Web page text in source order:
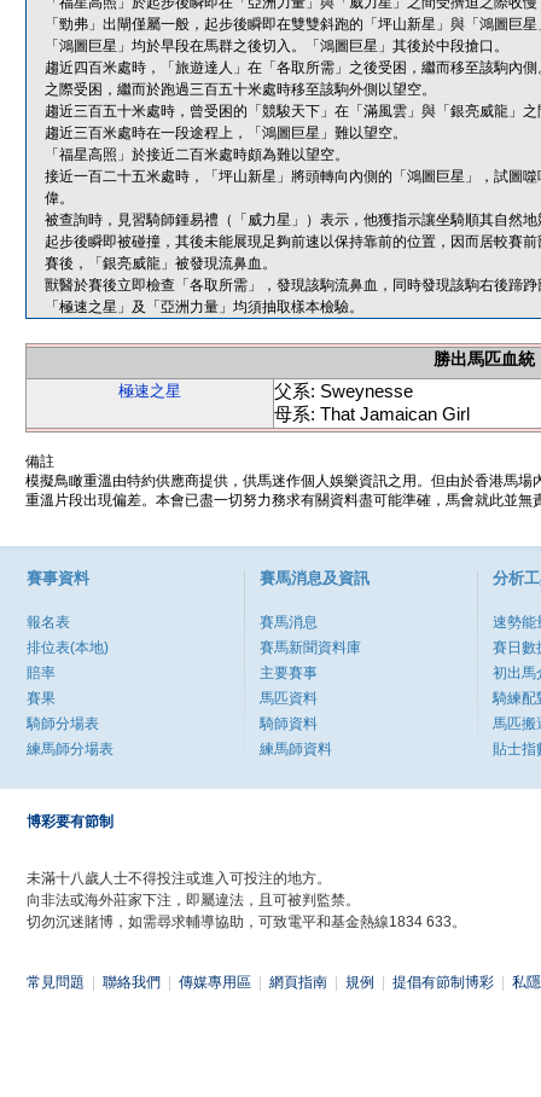
「勁弗」出閘僅屬一般，起步後瞬即在雙雙斜跑的「坪山新星」與「鴻圖巨
「鴻圖巨星」均於早段在馬群之後切入。「鴻圖巨星」其後於中段搶口。
趨近四百米處時，「旅遊達人」在「各取所需」之後受困，繼而移至該駒內
之際受困，繼而於跑過三百五十米處時移至該駒外側以望空。
趨近三百五十米處時，曾受困的「競駿天下」在「滿風雲」與「銀亮威龍」
趨近三百米處時在一段途程上，「鴻圖巨星」難以望空。
「福星高照」於接近二百米處時頗為難以望空。
接近一百二十五米處時，「坪山新星」將頭轉向內側的「鴻圖巨星」，試圖
偉。
被查詢時，見習騎師鍾易禮（「威力星」）表示，他獲指示讓坐騎順其自然
起步後瞬即被碰撞，其後未能展現足夠前速以保持靠前的位置，因而居較賽
賽後，「銀亮威龍」被發現流鼻血。
獸醫於賽後立即檢查「各取所需」，發現該駒流鼻血，同時發現該駒右後蹄
「極速之星」及「亞洲力量」均須抽取樣本檢驗。
勝出馬匹血統
極速之星
父系: Sweynesse
母系: That Jamaican Girl
備註
模擬鳥瞰重溫由特約供應商提供，供馬迷作個人娛樂資訊之用。但由於香港馬
重溫片段出現偏差。本會已盡一切努力務求有關資料盡可能準確，馬會就此並
賽事資料
報名表
排位表(本地)
賠率
賽果
騎師分場表
練馬師分場表
賽馬消息及資訊
賽馬消息
賽馬新聞資料庫
主要賽事
馬匹資料
騎師資料
練馬師資料
分析
速勢能
賽日數
初出馬
騎練配
馬匹搬
貼士指
博彩要有節制
未滿十八歲人士不得投注或進入可投注的地方。
向非法或海外莊家下注，即屬違法，且可被判監禁。
切勿沉迷賭博，如需尋求輔導協助，可致電平和基金熱線1834 633。
常見問題 聯絡我們 傳媒專用區 網頁指南 規例 提倡有節制博彩 私